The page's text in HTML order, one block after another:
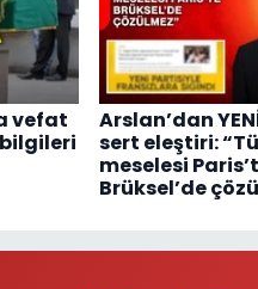
vefat
Arslan’dan
sert eleştiri:
meselesi
Brüksel’de